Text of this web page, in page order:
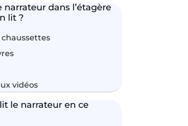
dans l’étagère
lit ?
chaussettes
vidéos
le narrateur en ce